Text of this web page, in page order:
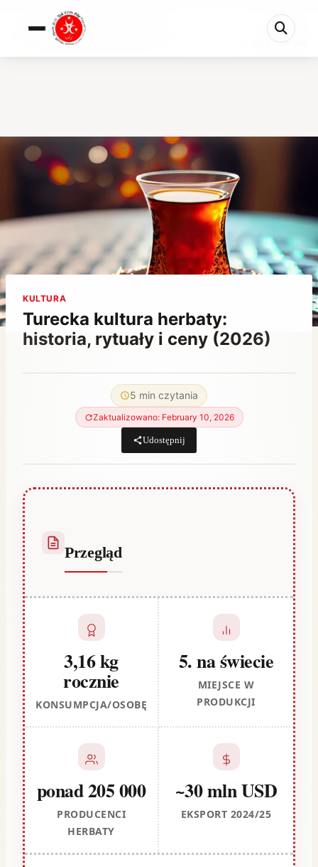
Turecka kultura herbaty: historia, rytuały i ce...
5 min pozostało
KULTURA
Turecka kultura herbaty:
historia, rytuały i ceny (2026)
5 min czytania
Zaktualizowano: February 10, 2026
Udostępnij
Przegląd
3,16 kg
rocznie
KONSUMPCJA/OSOBĘ
5. na świecie
MIEJSCE W
PRODUKCJI
ponad 205 000
PRODUCENCI
HERBATY
~30 mln USD
EKSPORT 2024/25